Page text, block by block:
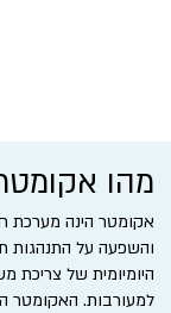
מהו
אקומטר הינה מערכת
והשפעה על התנהגות
היומיומית של צריכת
למעורבות. האקומטר